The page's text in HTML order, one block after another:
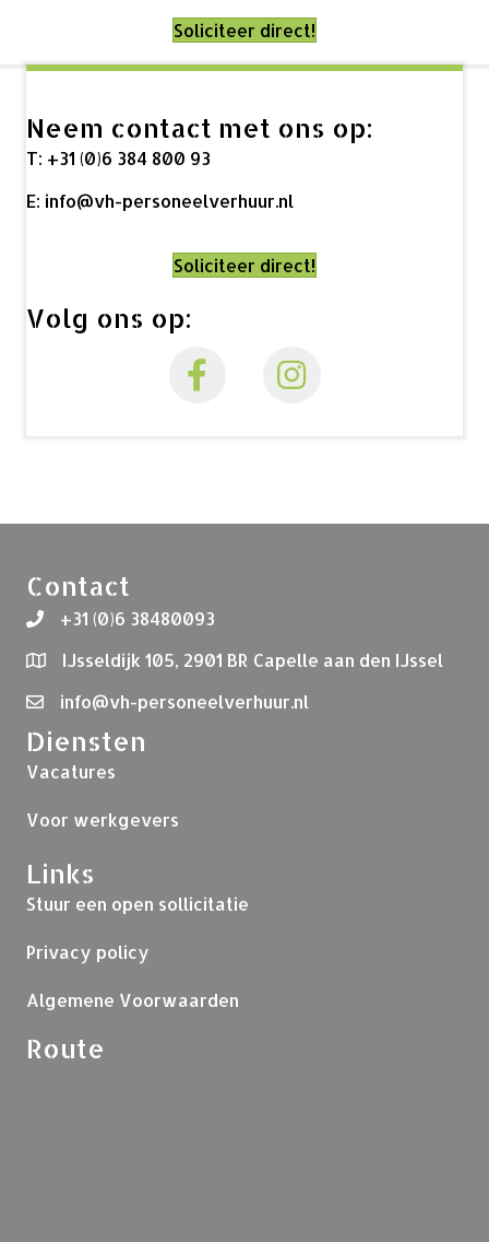
Soliciteer direct!
Neem contact met ons op:
T: +31 (0)6 384 800 93
E: info@vh-personeelverhuur.nl
Soliciteer direct!
Volg ons op:
Contact
+31 (0)6 38480093
IJsseldijk 105, 2901 BR Capelle aan den IJssel
info@vh-personeelverhuur.nl
Diensten
Vacatures
Voor werkgevers
Links
Stuur een open sollicitatie
Privacy policy
Algemene Voorwaarden
Route